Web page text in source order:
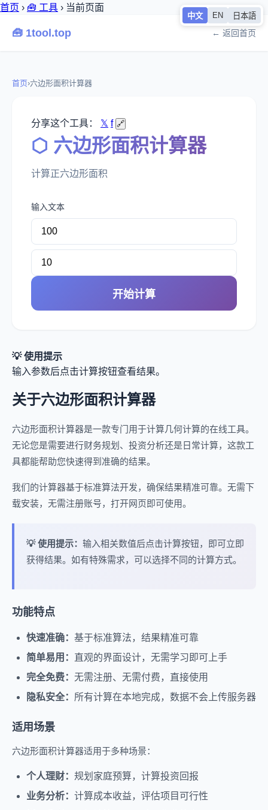
中文 EN 日本語
首页 › 🧰 工具 › 当前页面
🧰 1tool.top ← 返回首页
首页›六边形面积计算器
分享这个工具： 𝕏 f 🔗
⬡ 六边形面积计算器
计算正六边形面积
输入文本
开始计算
💡 使用提示
输入参数后点击计算按钮查看结果。
关于六边形面积计算器
六边形面积计算器是一款专门用于计算几何计算的在线工具。
无论您是需要进行财务规划、投资分析还是日常计算，这款工
具都能帮助您快速得到准确的结果。
我们的计算器基于标准算法开发，确保结果精准可靠。无需下
载安装，无需注册账号，打开网页即可使用。
💡 使用提示： 输入相关数值后点击计算按钮，即可立即
获得结果。如有特殊需求，可以选择不同的计算方式。
功能特点
快速准确： 基于标准算法，结果精准可靠
简单易用： 直观的界面设计，无需学习即可上手
完全免费： 无需注册、无需付费，直接使用
隐私安全： 所有计算在本地完成，数据不会上传服务器
适用场景
六边形面积计算器适用于多种场景：
个人理财： 规划家庭预算，计算投资回报
业务分析： 计算成本收益，评估项目可行性